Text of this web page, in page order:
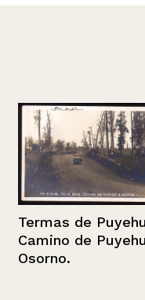
Termas de Puyehue.
Camino de Puyehue a
Osorno.